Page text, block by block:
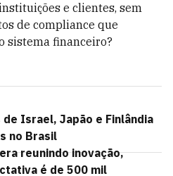
e clientes, sem
de compliance que
sistema financeiro?
Israel, Japão e Finlândia
no Brasil
reunindo inovação,
é de 500 mil